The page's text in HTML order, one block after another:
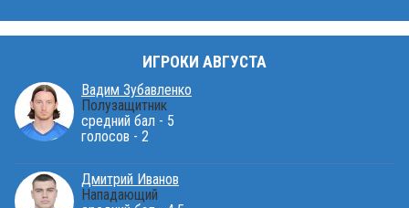
ИГРОКИ АВГУСТА
Вадим Зубавленко
Полузащитник
средний бал - 5
голосов - 2
Дмитрий Иванов
Нападающий